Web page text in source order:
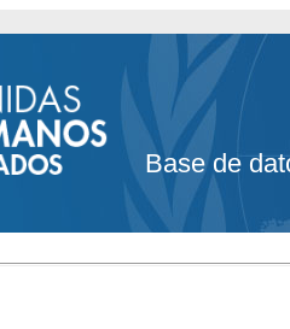
Base de